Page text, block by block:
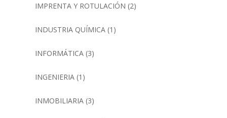
IMPRENTA Y ROTULACIÓN (2)
INDUSTRIA QUÍMICA(1)
INFORMÁTICA(3)
INGENIERIA(1)
INMOBILIARIA(3)